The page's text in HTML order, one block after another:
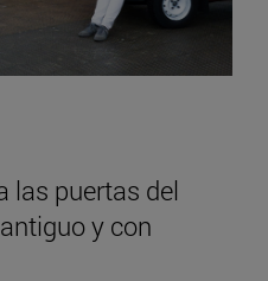
las puertas del
y con